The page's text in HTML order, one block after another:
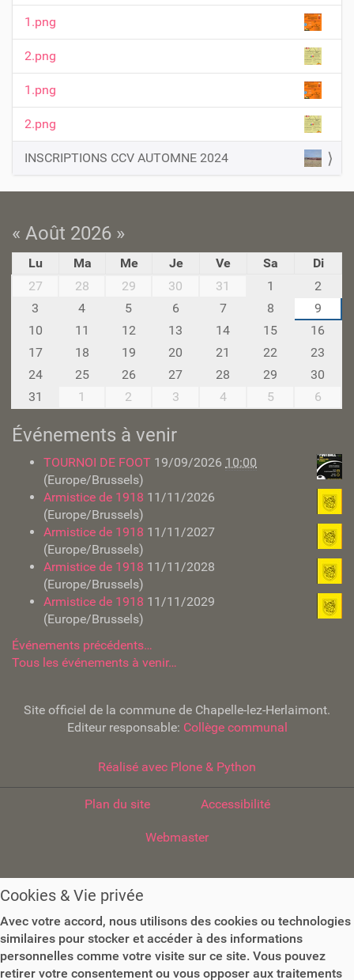
i
n
1.png
2.png
1.png
2.png
INSCRIPTIONS CCV AUTOMNE 2024
« Août 2026 »
Lu Ma Me Je Ve Sa
Di
27
28 29 30 31 1
2
3
4 5 6 7 8
9
10
11 12 13 14 15
16
17
18 19 20 21 22
23
24
25 26 27 28 29
30
31
1 2 3 4 5 6
Événements à venir
TOURNOI DE FOOT 19/09/2026 10:00
(Europe/Brussels)
Armistice de 1918 11/11/2026
(Europe/Brussels)
Armistice de 1918 11/11/2027
(Europe/Brussels)
Armistice de 1918 11/11/2028
(Europe/Brussels)
Armistice de 1918 11/11/2029
(Europe/Brussels)
Événements précédents…
Tous les événements à venir…
Site officiel de la commune de Chapelle-lez-Herlaimont.
Editeur responsable: Collège communal
Réalisé avec Plone & Python
Plan du site Accessibilité
Webmaster
Cookies & Vie privée
Avec votre accord, nous utilisons des cookies ou technologies
similaires pour stocker et accéder à des informations
personnelles comme votre visite sur ce site. Vous pouvez
retirer votre consentement ou vous opposer aux traitements